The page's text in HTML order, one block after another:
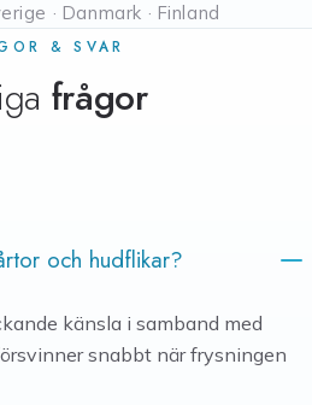
· Danmark · Finland
& SVAR
frågor
och hudflikar?
känsla i samband med
snabbt när frysningen